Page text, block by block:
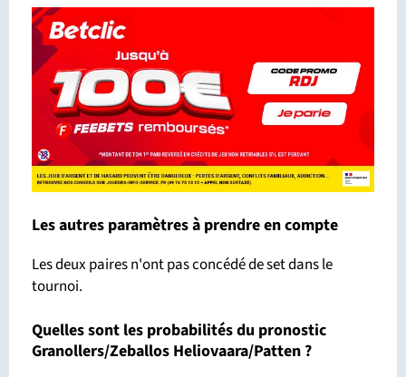
Les autres paramètres à prendre en compte
Les deux paires n'ont pas concédé de set dans le
tournoi.
Quelles sont les probabilités du pronostic
Granollers/Zeballos Heliovaara/Patten ?